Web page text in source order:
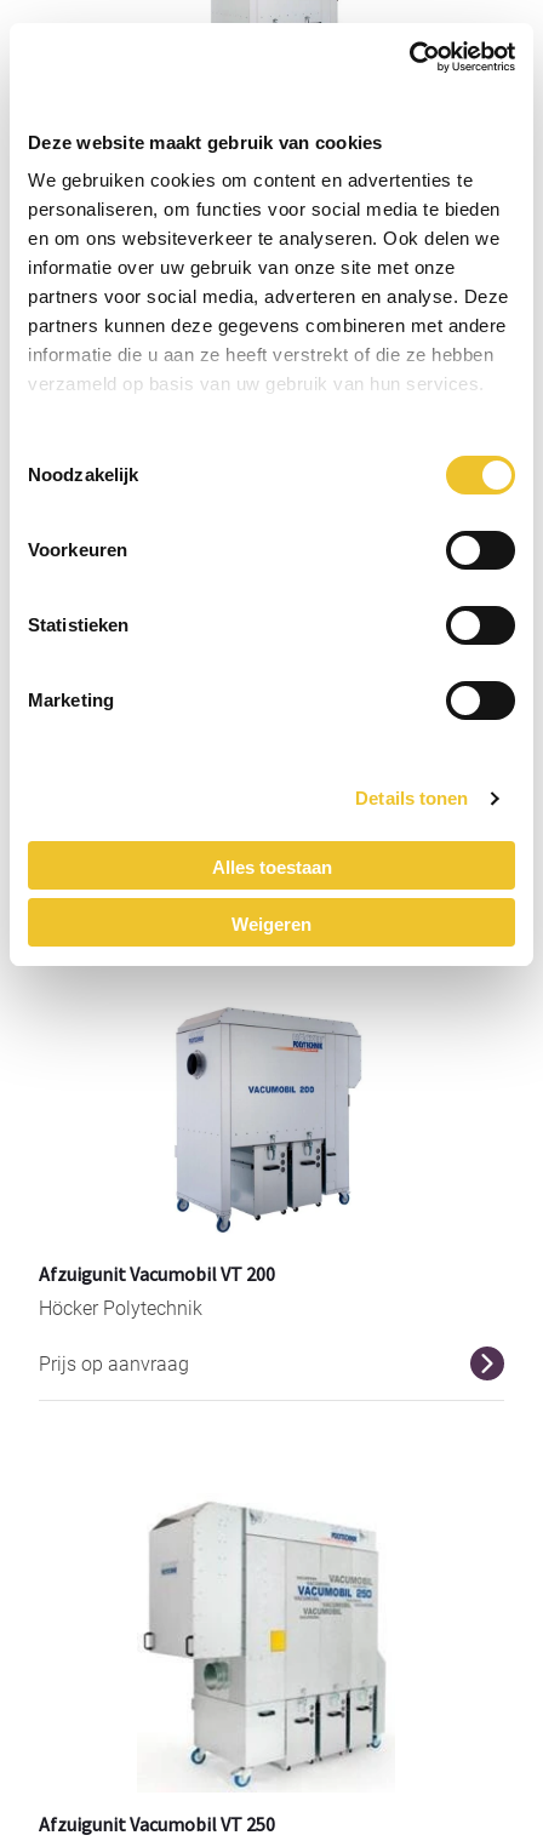
Deze website maakt gebruik van cookies
We gebruiken cookies om content en advertenties te
personaliseren, om functies voor social media te bieden
en om ons websiteverkeer te analyseren. Ook delen we
informatie over uw gebruik van onze site met onze
partners voor social media, adverteren en analyse. Deze
partners kunnen deze gegevens combineren met andere
informatie die u aan ze heeft verstrekt of die ze hebben
verzameld op basis van uw gebruik van hun services.
Noodzakelijk
Voorkeuren
Statistieken
Marketing
Details tonen
Alles toestaan
Weigeren
Afzuigunit Vacumobil VT 160
Höcker Polytechnik
Prijs op aanvraag
r
Afzuigunit Vacumobil VT 200
Höcker Polytechnik
Prijs op aanvraag r
Afzuigunit Vacumobil VT 250